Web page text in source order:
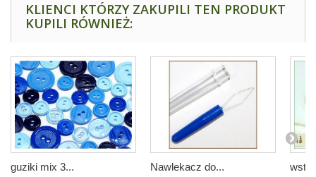
KLIENCI KTÓRZY ZAKUPILI TEN PRODUKT
KUPILI RÓWNIEŻ:
guziki mix 3... Nawlekacz do...